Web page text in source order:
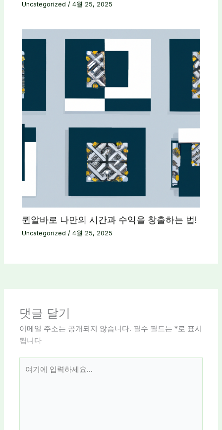
Uncategorized /4월 25, 2025
퀸알바로 나만의 시간과 수익을 창출하는 법!
Uncategorized /4월 25, 2025
댓글 달기
이메일 주소는 공개되지 않습니다. 필수 필드는*로 표시
됩니다